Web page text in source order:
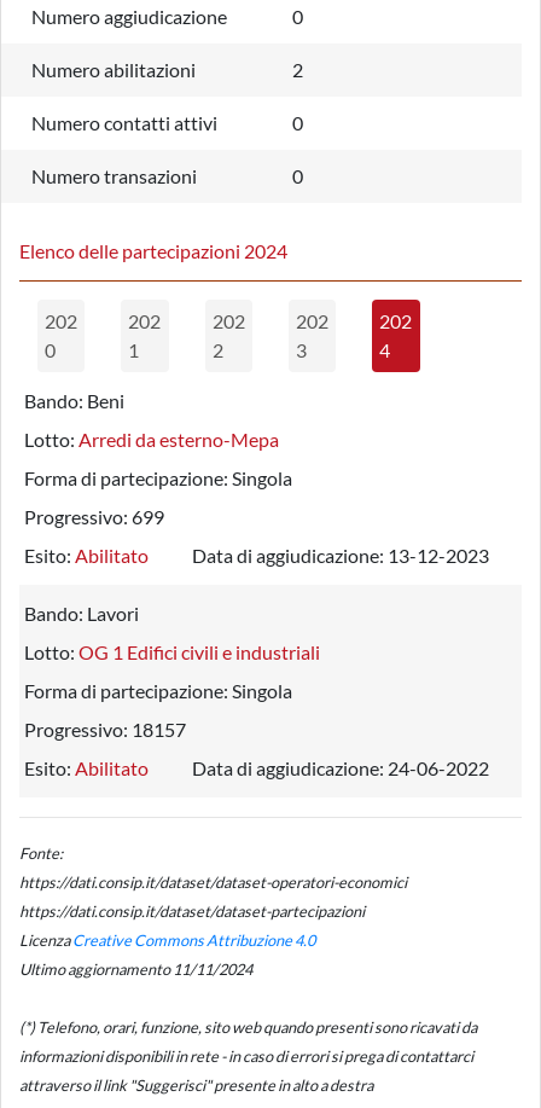
Numero aggiudicazione 0
Numero abilitazioni 2
Numero contatti attivi 0
Numero transazioni 0
Elenco delle partecipazioni 2024
202
0
202
1
202
2
202
3
202
4
Bando: Beni
Lotto: Arredi da esterno-Mepa
Forma di partecipazione: Singola
Progressivo: 699
Esito: Abilitato Data di aggiudicazione: 13-12-2023
Bando: Lavori
Lotto: OG 1 Edifici civili e industriali
Forma di partecipazione: Singola
Progressivo: 18157
Esito: Abilitato Data di aggiudicazione: 24-06-2022
Fonte:
https://dati.consip.it/dataset/dataset-operatori-economici
https://dati.consip.it/dataset/dataset-partecipazioni
LicenzaCreative Commons Attribuzione 4.0
Ultimo aggiornamento 11/11/2024
(*) Telefono, orari, funzione, sito web quando presenti sono ricavati da
informazioni disponibili in rete - in caso di errori si prega di contattarci
attraverso il link "Suggerisci" presente in alto a destra